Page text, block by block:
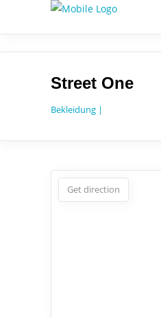
Street One
Bekleidung |
Get direction